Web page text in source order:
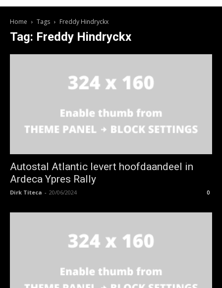
Home Tags Freddy Hindryckx
Tag: Freddy Hindryckx
Autostal Atlantic levert hoofdaandeel in
Ardeca Ypres Rally
Dirk Titeca - 20/06/2024 0